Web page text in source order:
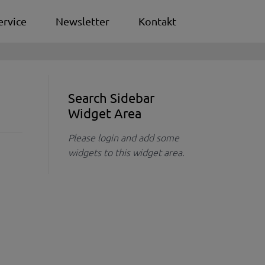
Newsletter Kontakt
Search Sidebar
Widget Area
Please login and add some
widgets to this widget area.